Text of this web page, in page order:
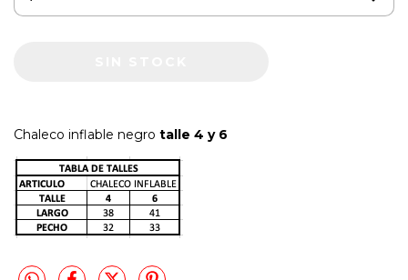
Chaleco inflable negro talle 4 y 6